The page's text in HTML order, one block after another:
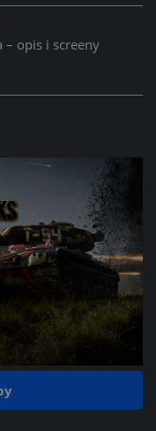
– opis i screeny